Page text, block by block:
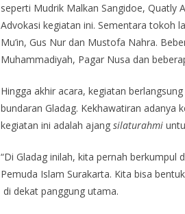
seperti Mudrik Malkan Sangidoe, Quatly
Advokasi kegiatan ini. Sementara tokoh
Mu’in, Gus Nur dan Mustofa Nahra.
Muhammadiyah, Pagar Nusa dan
Hingga akhir acara, kegiatan
bundaran Gladag. Kekhawatiran adanya
kegiatan ini adalah ajang silaturahmi
“Di Gladag inilah, kita pernah
Pemuda Islam Surakarta. Kita bisa
di dekat panggung utama.